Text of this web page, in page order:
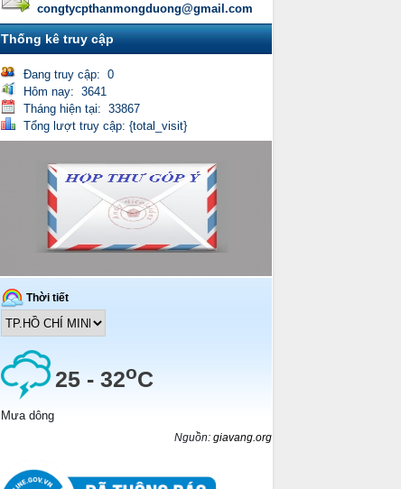
congtycpthanmongduong@gmail.com
Thống kê truy cập
Đang truy cập: 0
Hôm nay: 3641
Tháng hiện tại: 33867
Tổng lượt truy cập: {total_visit}